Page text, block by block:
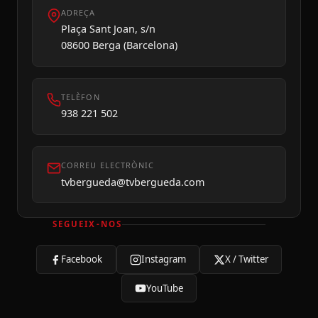
ADREÇA
Plaça Sant Joan, s/n
08600 Berga (Barcelona)
TELÈFON
938 221 502
CORREU ELECTRÒNIC
tvbergueda@tvbergueda.com
SEGUEIX-NOS
Facebook Instagram X / Twitter
YouTube